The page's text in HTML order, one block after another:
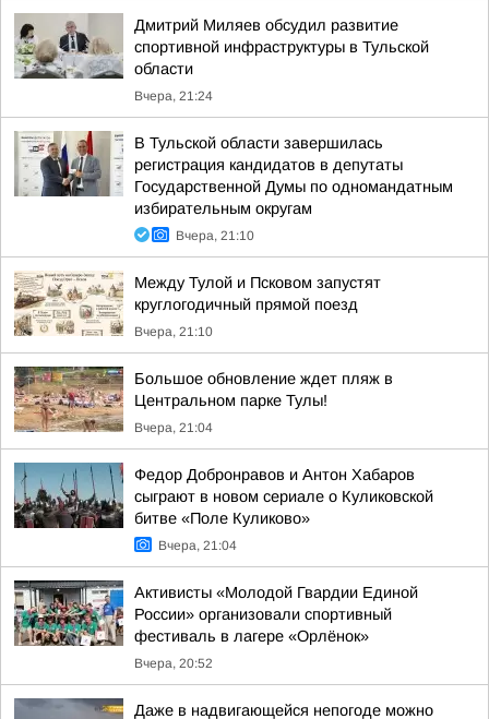
Дмитрий Миляев обсудил развитие
спортивной инфраструктуры в Тульской
области
Вчера, 21:24
В Тульской области завершилась
регистрация кандидатов в депутаты
Государственной Думы по одномандатным
избирательным округам
Вчера, 21:10
Между Тулой и Псковом запустят
круглогодичный прямой поезд
Вчера, 21:10
Большое обновление ждет пляж в
Центральном парке Тулы!
Вчера, 21:04
Федор Добронравов и Антон Хабаров
сыграют в новом сериале о Куликовской
битве «Поле Куликово»
Вчера, 21:04
Активисты «Молодой Гвардии Единой
России» организовали спортивный
фестиваль в лагере «Орлёнок»
Вчера, 20:52
Даже в надвигающейся непогоде можно